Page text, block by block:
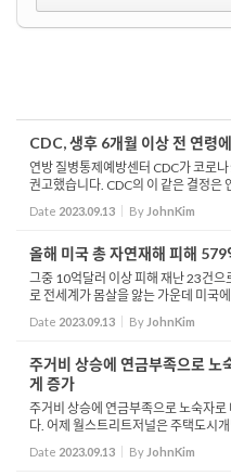
CDC, 생후 6개월 이상 전 연령
연방 질병통제예방센터 CDC가 코로
권고했습니다. CDC의 이 같은 결정은
개량 백신을 승인한 지 하루 만에 나온
보입니다. ...
Date 2023.09.13 By JohnKim
올해 미국 총 자연재해 피해 579
그중 10억달러 이상 피해 재난 23건으
로 전세계가 몸살을 앓는 가운데 미국
다로 집계됐습니다. 로이터 통신이 해
현재까지...
Date 2023.09.13 By JohnKim
주거비 상승에 연금부족으로 노
게 증가
주거비 상승에 연금부족으로 노숙자
다. 어제 월스트리트저널은 주택도시
수용된 사람 가운데 51살 이상 비중
다고 보도했습니...
Date 2023.09.13 By JohnKim